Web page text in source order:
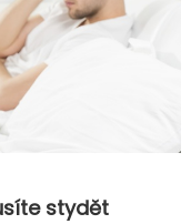
stydět